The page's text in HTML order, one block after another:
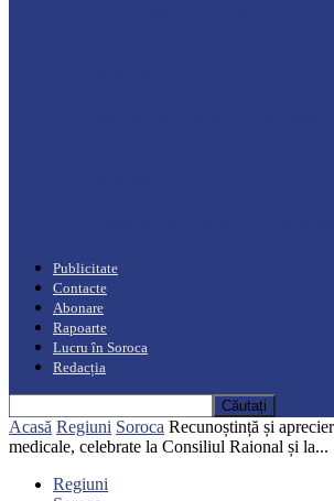
Publicitate
Contacte
Abonare
Rapoarte
Lucru în Soroca
Redacția
Acasă Regiuni Soroca Recunoștință și
medicale, celebrate la Consiliul Raional și la...
Regiuni